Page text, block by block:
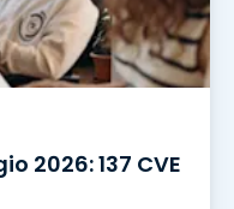
2026: 137 CVE